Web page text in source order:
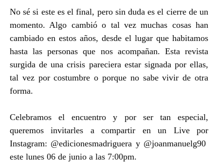
No sé si este es el final, pero sin duda es el cierre de un
momento. Algo cambió o tal vez muchas cosas han
cambiado en estos años, desde el lugar que habitamos
hasta las personas que nos acompañan. Esta revista
surgida de una crisis pareciera estar signada por ellas,
tal vez por costumbre o porque no sabe vivir de otra
forma.
Celebramos el encuentro y por ser tan especial,
queremos invitarles a compartir en un Live por
Instagram: @edicionesmadriguera y @joanmanuelg90
este lunes 06 de junio a las 7:00pm.